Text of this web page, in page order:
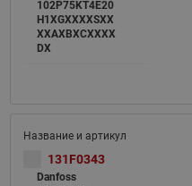
102P75KT4E20
H1XGXXXXSXX
XXAXBXCXXXX
DX
131F0343
Danfoss